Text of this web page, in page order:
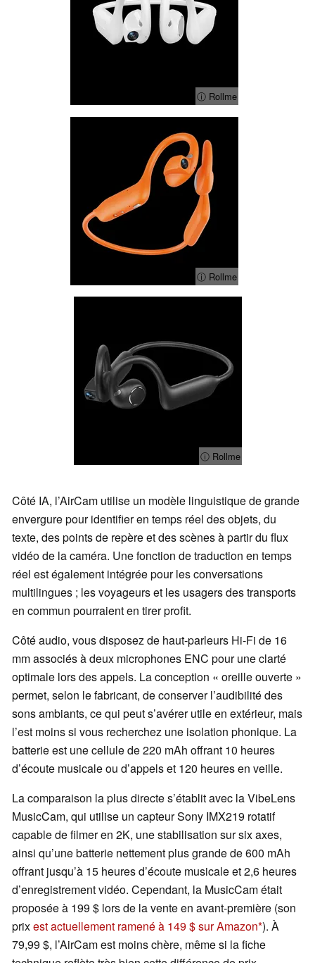
ⓘ Rollme
ⓘ Rollme
ⓘ Rollme
Côté IA, l’AirCam utilise un modèle linguistique de grande
envergure pour identifier en temps réel des objets, du
texte, des points de repère et des scènes à partir du flux
vidéo de la caméra. Une fonction de traduction en temps
réel est également intégrée pour les conversations
multilingues ; les voyageurs et les usagers des transports
en commun pourraient en tirer profit.
Côté audio, vous disposez de haut-parleurs Hi-Fi de 16
mm associés à deux microphones ENC pour une clarté
optimale lors des appels. La conception « oreille ouverte »
permet, selon le fabricant, de conserver l’audibilité des
sons ambiants, ce qui peut s’avérer utile en extérieur, mais
l’est moins si vous recherchez une isolation phonique. La
batterie est une cellule de 220 mAh offrant 10 heures
d’écoute musicale ou d’appels et 120 heures en veille.
La comparaison la plus directe s’établit avec la VibeLens
MusicCam, qui utilise un capteur Sony IMX219 rotatif
capable de filmer en 2K, une stabilisation sur six axes,
ainsi qu’une batterie nettement plus grande de 600 mAh
offrant jusqu’à 15 heures d’écoute musicale et 2,6 heures
d’enregistrement vidéo. Cependant, la MusicCam était
proposée à 199 $ lors de la vente en avant-première (son
prixest actuellement ramené à 149 $ sur Amazon ). À
79,99 $, l’AirCam est moins chère, même si la fiche